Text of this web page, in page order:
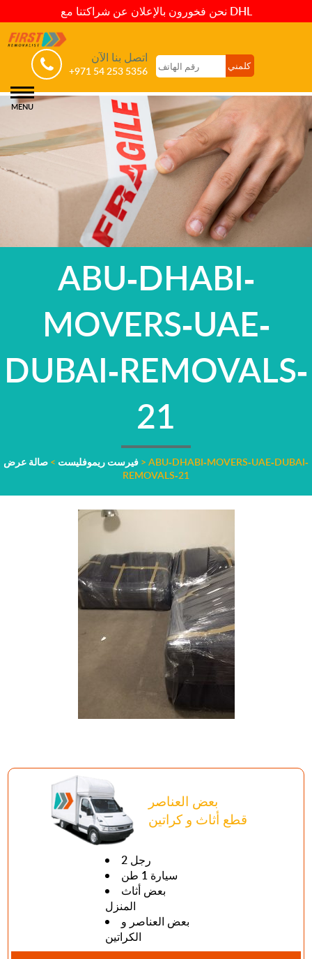
نحن فخورون بالإعلان عن شراكتنا مع DHL
اتصل بنا الآن
+971 54 253 5356
MENU
ABU-DHABI-
MOVERS-UAE-
DUBAI-REMOVALS-
21
فيرست ريموفليست > صالة عرض > ABU-DHABI-MOVERS-UAE-DUBAI-
REMOVALS-21
بعض العناصر
قطع أثاث و كراتين
2 رجل
سيارة 1 طن
بعض أثاث
المنزل
بعض العناصر و
الكراتين